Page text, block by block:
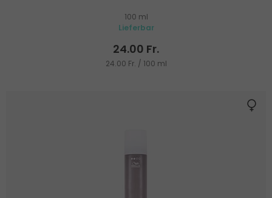
100 ml
Lieferbar
24.00 Fr.
24.00 Fr. / 100 ml